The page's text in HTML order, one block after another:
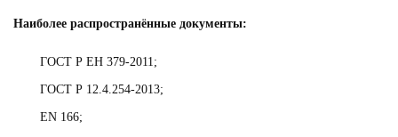
Наиболее распространённые документы:
ГОСТ Р ЕН 379-2011;
ГОСТ Р 12.4.254-2013;
EN 166;